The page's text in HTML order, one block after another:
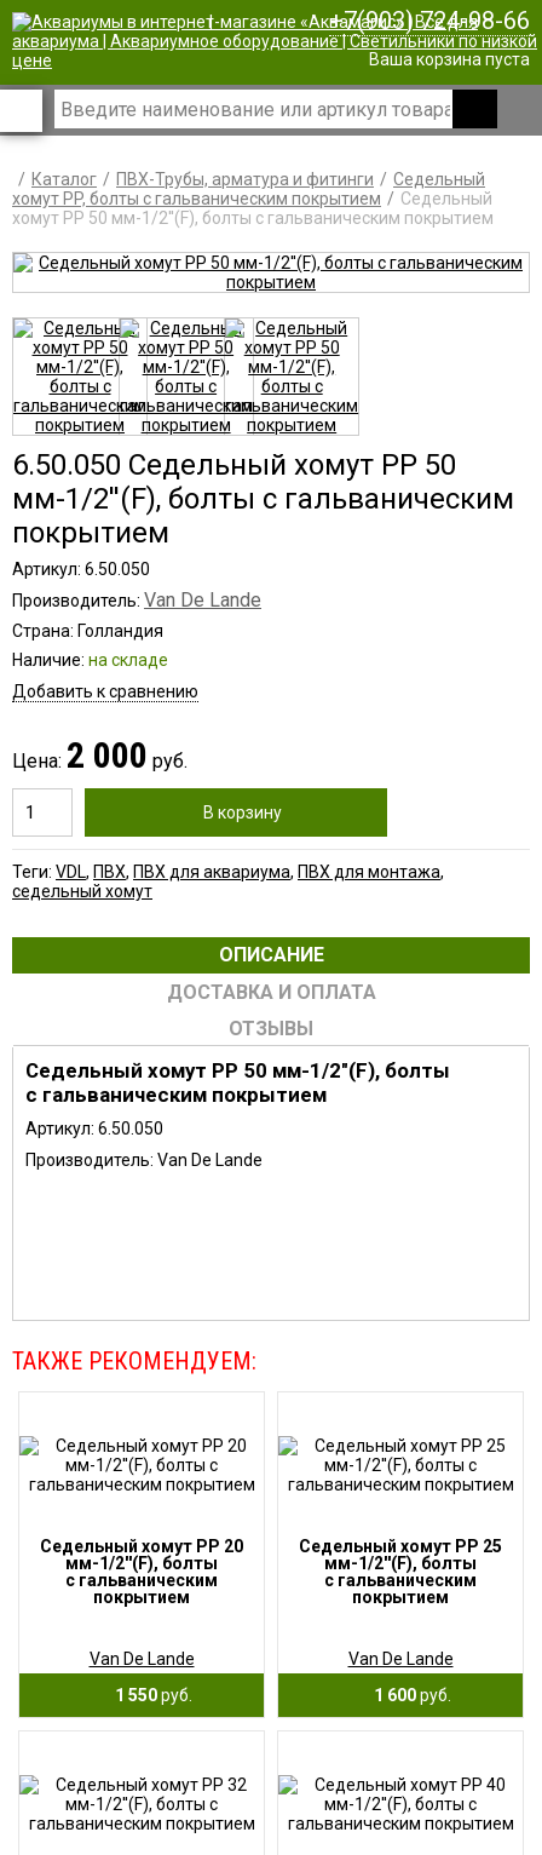
| +7(903) 724-98-66
Ваша корзина пуста
Каталог ПВХ-Трубы, арматура и фитинги
Седельный
хомут PP, болты с гальваническим покрытием
Седельный
хомут PP 50 мм-1/2''(F), болты с гальваническим покрытием
6.50.050 Седельный хомут PP 50
мм-1/2''(F), болты с гальваническим
покрытием
Артикул: 6.50.050
Производитель: Van De Lande
Страна: Голландия
Наличие: на складе
Добавить к сравнению
Цена: 2 000 руб.
В корзину
Теги: VDL, ПВХ, ПВХ для аквариума, ПВХ для монтажа,
седельный хомут
ОПИСАНИЕ
ДОСТАВКА И ОПЛАТА
ОТЗЫВЫ
Седельный хомут PP 50 мм-1/2"(F), болты
с гальваническим покрытием
Артикул: 6.50.050
Производитель: Van De Lande
ТАКЖЕ РЕКОМЕНДУЕМ:
Седельный хомут PP 20
мм-1/2''(F), болты
с гальваническим
покрытием
Van De Lande
1 550руб.
Седельный хомут PP 25
мм-1/2''(F), болты
с гальваническим
покрытием
Van De Lande
1 600руб.